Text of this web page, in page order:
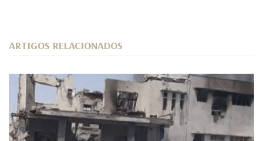
ARTIGOS RELACIONADOS